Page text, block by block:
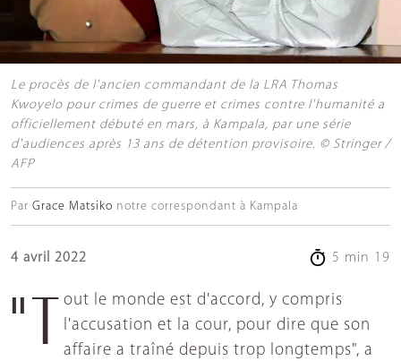
Le procès de l'ancien commandant de la LRA Thomas
Kwoyelo pour crimes de guerre et crimes contre l'humanité a
officiellement débuté en mars, à Kampala, par une série
d'audiences après 13 ans de détention provisoire. © Stringer /
AFP
Par Grace Matsiko notre correspondant à Kampala
4 avril 2022 5 min 19
"Tout le monde est d'accord, y compris l'accusation et la cour, pour dire que son
affaire a traîné depuis trop longtemps", a